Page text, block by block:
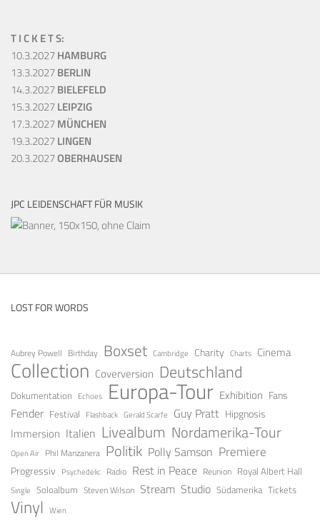
T I C K E T S:
10.3.2027HAMBURG
13.3.2027BERLIN
14.3.2027BIELEFELD
15.3.2027LEIPZIG
17.3.2027MÜNCHEN
19.3.2027LINGEN
20.3.2027OBERHAUSEN
JPC LEIDENSCHAFT FÜR MUSIK
LOST FOR WORDS
Aubrey Powell Birthday Boxset Cambridge Charity Charts Cinema
Collection Coverversion Deutschland
Dokumentation Echoes Europa-Tour Exhibition Fans
Fender Festival Flashback Gerald Scarfe Guy Pratt Hipgnosis
Immersion Italien Livealbum Nordamerika-Tour
Open Air Phil Manzanera Politik Polly Samson Premiere
Progressiv Psychedelic Radio Rest in Peace Reunion Royal Albert Hall
Single Soloalbum Steven Wilson Stream Studio Südamerika Tickets
Vinyl Wien